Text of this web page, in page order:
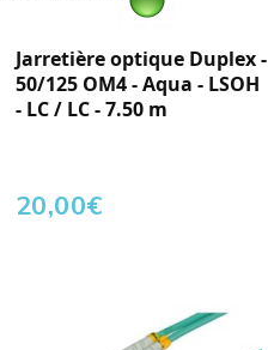
Jarretière optique Duplex -
50/125 OM4 - Aqua - LSOH
- LC / LC - 7.50 m
20,00€